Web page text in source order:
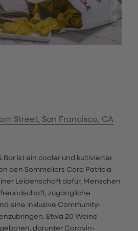
Street, San Francisco, CA
Bar ist ein cooler und kultivierter
den Sommeliers Cara Patricia
Leidenschaft dafür, Menschen
zugängliche
eine inklusive Community-
Etwa 20 Weine
darunter Coravin-